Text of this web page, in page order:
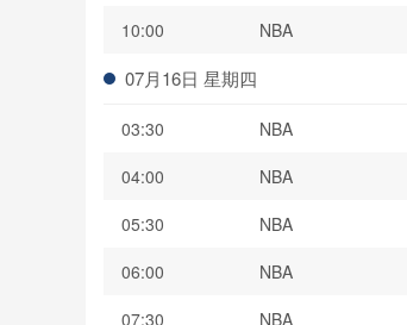
10:00
NBA
07月16日 星期四
03:30 NBA
04:00
NBA
05:30
NBA
06:00
NBA
07:30
NBA